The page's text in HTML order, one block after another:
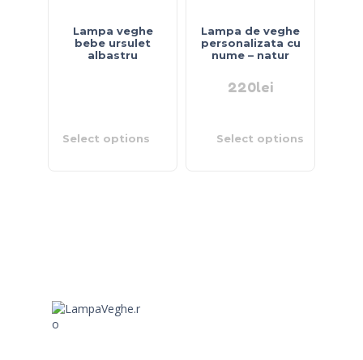
Lampa veghe
bebe ursulet
albastru
Select options
Lampa de veghe
personalizata cu
nume – natur
220lei
Select options